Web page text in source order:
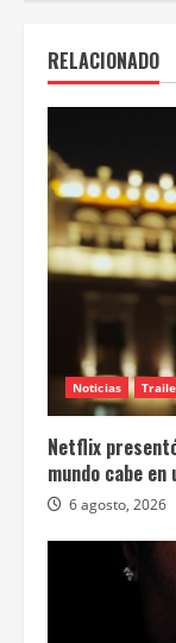
RELACIONADO
Noticias
Netflix
mundo cabe en
6 agosto, 2026